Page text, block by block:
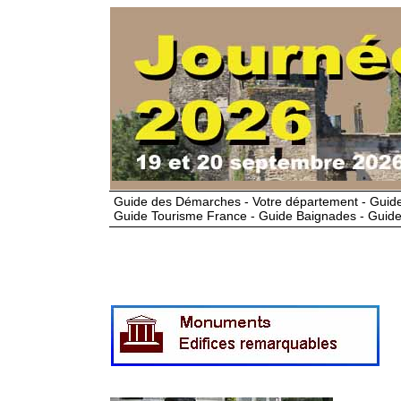
Guide des Démarches - Votre département -
Guide Tourisme France - Guide Baignades -